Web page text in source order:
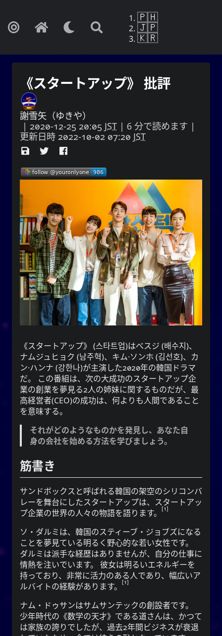
🇵🇭
🇯🇵
🇰🇷
《スタートアップ》 批評
謝雪矢（ゆきや）
| 2020-12-25 20:05 JST | 6 分で読めます |
更新日時 2022-10-02 07:20 JST
スタートアップ (스타트업)はべスジ (배수지)、
ナムジュヒョク (남주혁)、 キム·ソンホ (김선호)、 カ
ン·ハンナ (강한나)が主演した2020年の韓国ドラマ
だ。 この番組は、次の大成功のスタートアップ企
業の創業を夢見る2人の姉妹に関するものだが、最
高経営者(CEO)の成功は、何よりも人間であること
を意味する。
それがどのようなものかを発見し、あなた自
身の会社を始める方法を学びましょう。
筋書き
サンドボックスと呼ばれる韓国の架空のシリコンバ
レーを舞台にしたスタートアップは、スタートアッ
プ企業の世界の人々の物語を語ります。
1
ソ・ダルミは、韓国のスティーブ・ジョブズになる
ことを夢見ている明るく野心的な若い女性です。
ダルミは派手な経歴はありませんが、自分の仕事に
情熱を注いでいます。 彼女は明るいエネルギーを
持っており、非常に活力のある人であり、幅広いア
ルバイトの経験があります。
1
ナム・ドゥサンはサムサンテックの創設者です。
少年時代の《数学の天才》である道さんは、かつて
は家族の誇りでしたが、過去2年間ビジネスが衰退
Yohan Yukiya Sese-Cunetaㆍ사요
한・謝雪矢·ᜌᜓᜃᜒ
もしこれが忘却の終わりでないなら、私は
自分の人生がまさにこの日に終わるかのよ
うに毎日を生きるでしょう。
アドバイス
自閉症
イベント
映画
地理
方法
文学
愛
音楽
写真撮影
スポーツ
テレビ
ウェブ
YOOkiクロニクルズ
YOOki
クロニクルズ
は、
謝雪矢
がカジュアルで
個人的なブログに復帰したことを意味する。
YourOnly.One
の頭文
)**というニックネームがあります。
は古
代中国の姓です。 姓の祖先は、ユ·シュンという古
代の賢王と密接に関連していました。 韓国では
ユという名前の所有者は、慈善と勤勉で有名でし
た。
1
雅で細身
、そしてすべての人に持続的な栄養と資
源を提供する水域の近くに生えている木を意味す
る。 それはまた、存在すること、すなわち油
（油）、そして単に
あなた
として存在すること
を意味することもできます。
ることを意味します。 ハングルの
키
は、エネ
ルギー、精神、旗、期間を意味し、ゲルンや不定詞
を作る時に使う接尾辞でもあります。